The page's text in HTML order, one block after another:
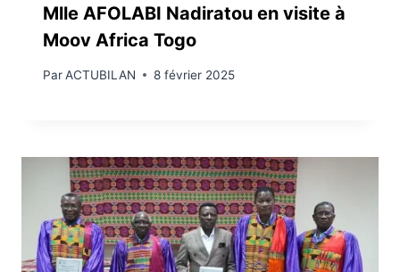
Mlle AFOLABI Nadiratou en visite à
Moov Africa Togo
ParACTUBILAN 8 février 2025